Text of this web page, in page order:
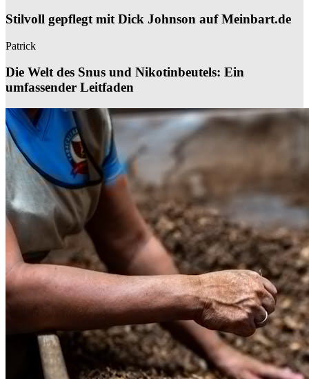
Stilvoll gepflegt mit Dick Johnson auf Meinbart.de
Patrick
Die Welt des Snus und Nikotinbeutels: Ein
umfassender Leitfaden